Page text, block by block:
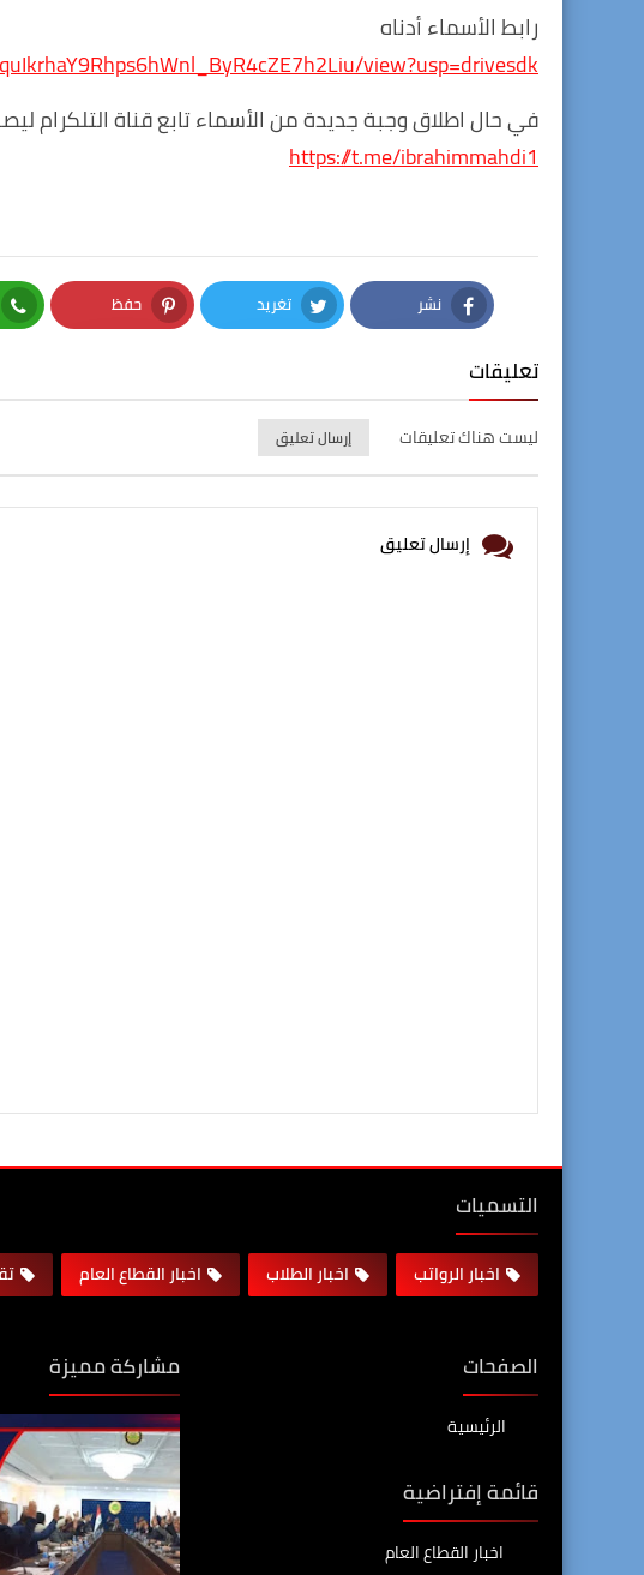
رابط الأسماء أدناه
view?usp=drivesdk
في حال اطلاق وجبة جديدة من الأسماء تابع قناة التلكرام
https://t.me/ibrahimmahdi1
نشر
Facebook
تغريد
Twitter
حفظ
Pinterest
تعليقات
ليست هناك تعليقات إرسال تعليق
إرسال تعليق
التسميات
اخبار الرواتب اخبار الطلاب اخبار القطاع العام
الصفحات
الرئيسية
قائمة إفتراضية
اخبار القطاع العام
مشاركة مميزة